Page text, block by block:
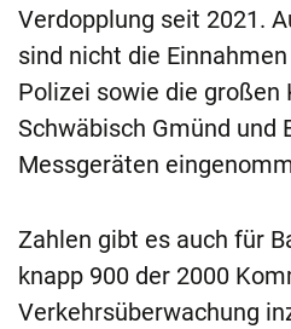
Verdopplung seit 2021.
sind nicht die
Polizei sowie die großen
Schwäbisch Gmünd und
Messgeräten
Zahlen gibt es auch für
knapp 900 der 2000
Verkehrsüberwachung